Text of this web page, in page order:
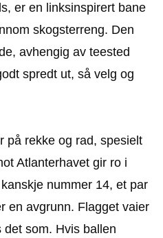
er en linksinspirert bane
skogsterreng. Den
avhengig av teested
spredt ut, så velg og
på rekke og rad, spesielt
Atlanterhavet gir ro i
nummer 14, et par
en avgrunn. Flagget vaier
som. Hvis ballen